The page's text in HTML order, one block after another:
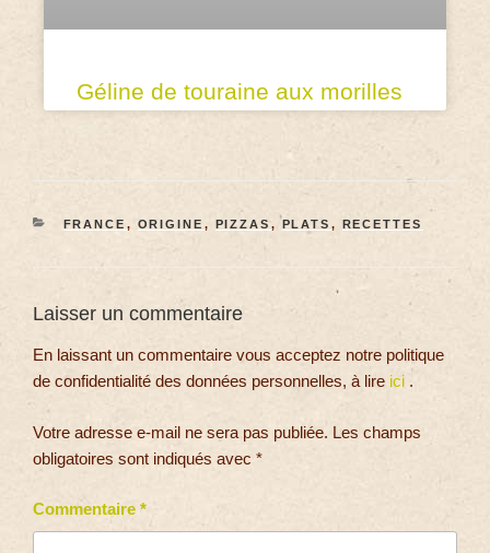
Géline de touraine aux morilles
FRANCE , ORIGINE , PIZZAS , PLATS , RECETTES
Laisser un commentaire
En laissant un commentaire vous acceptez notre politique
de confidentialité des données personnelles, à lire ici .
Votre adresse e-mail ne sera pas publiée. Les champs
obligatoires sont indiqués avec *
Commentaire *